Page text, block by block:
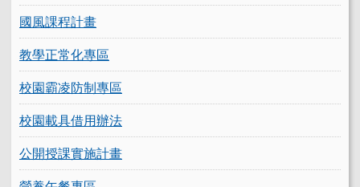
國風課程計畫
教學正常化專區
校園霸凌防制專區
校園載具借用辦法
公開授課實施計畫